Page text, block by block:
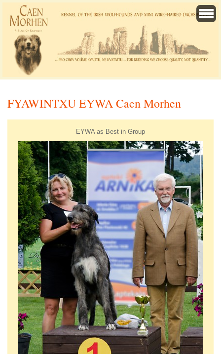
FYAWINTXU EYWA Caen Morhen
EYWA as Best in Group